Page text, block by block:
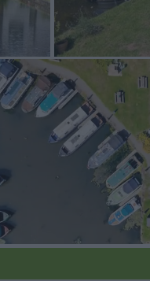
inspired on the Mon & Brec